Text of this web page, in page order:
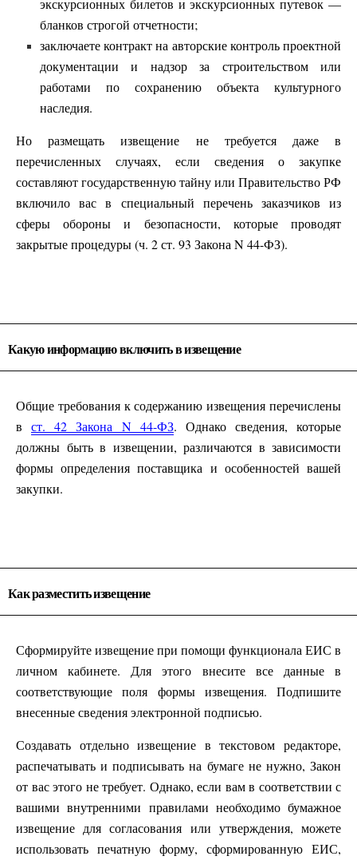
экскурсионных билетов и экскурсионных путевок —
бланков строгой отчетности;
заключаете контракт на авторские контроль проектной
документации и надзор за строительством или
работами по сохранению объекта культурного
наследия.
Но размещать извещение не требуется даже в
перечисленных случаях, если сведения о закупке
составляют государственную тайну или Правительство РФ
включило вас в специальный перечень заказчиков из
сферы обороны и безопасности, которые проводят
закрытые процедуры (ч. 2 ст. 93 Закона N 44-ФЗ).
Какую информацию включить в извещение
Общие требования к содержанию извещения перечислены
вст. 42 Закона N 44-ФЗ. Однако сведения, которые
должны быть в извещении, различаются в зависимости
формы определения поставщика и особенностей вашей
закупки.
Как разместить извещение
Сформируйте извещение при помощи функционала ЕИС в
личном кабинете. Для этого внесите все данные в
соответствующие поля формы извещения. Подпишите
внесенные сведения электронной подписью.
Создавать отдельно извещение в текстовом редакторе,
распечатывать и подписывать на бумаге не нужно, Закон
от вас этого не требует. Однако, если вам в соответствии с
вашими внутренними правилами необходимо бумажное
извещение для согласования или утверждения, можете
использовать печатную форму, сформированную ЕИС,